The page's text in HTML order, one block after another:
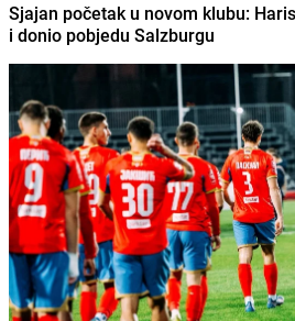
Sjajan početak u novom klubu:
i donio pobjedu Salzburgu